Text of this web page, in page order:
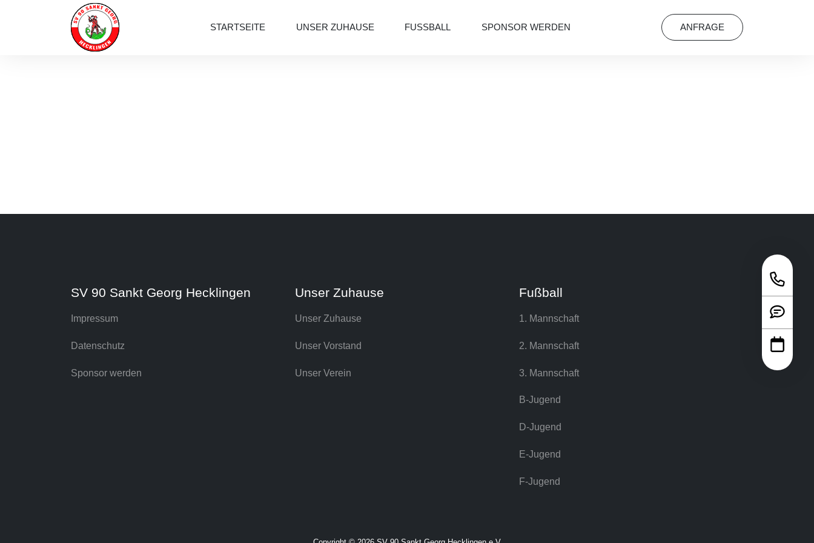
STARTSEITE UNSER ZUHAUSE FUSSBALL SPONSOR WERDEN ANFRAGE
SV 90 Sankt Georg Hecklingen
Impressum
Datenschutz
Sponsor werden
Unser Zuhause
Unser Zuhause
Unser Vorstand
Unser Verein
Fußball
1. Mannschaft
2. Mannschaft
3. Mannschaft
B-Jugend
D-Jugend
E-Jugend
F-Jugend